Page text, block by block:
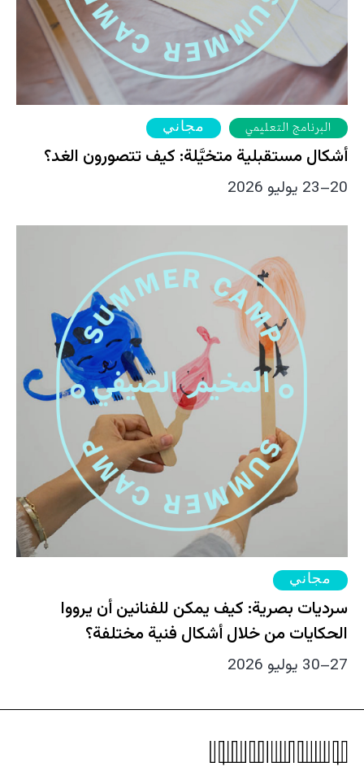
البرنامج التعليمي مجاني
أشكال مستقبلية متخيَّلة: كيف تتصورون الغد؟
20–23 يوليو 2026
مجاني
سرديات بصرية: كيف يمكن للفنانين أن يرووا
الحكايات من خلال أشكال فنية مختلفة؟
27–30 يوليو 2026